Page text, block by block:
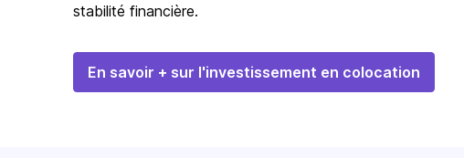
stabilité financière.
En savoir + sur l'investissement en colocation